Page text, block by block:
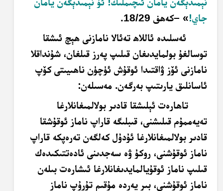
جاي!
»
–كەھف 18/29
.
ئەسلىدە ئاللاھ تەئالا نامازنى ھېچ ئىشقا
توسالغۇ بولمايدىغان قىلىپ پەرز قىلغان، شۇنداقلا
نامازنى ئۆز ۋاقتىدا ئوقۇش ئۈچۈن ناھىيىتى كۆپ
ئاسانلىق يارىتىپ بەرگەن. مەسىلەن:
تاھارەت ئېلىشقا قادىر بولالمىغانلارغا
تەيەممۇم قىلىشنى، قىبلىگە قاراپ ناماز ئوقۇشقا
قادىر بولالمىغانلارغا ئۇدۇل كەلگەن تەرەپكە قاراپ
ناماز ئوقۇشنى، روكۇ ۋە سەجدىنى ئادەتتىكىدەك
قىلىپ ناماز ئوقۇيالمايدىغانلارغا ئىشارەت بىلەن
ناماز ئوقۇشنى، بىر يەردە مۇقىم تۇرۇپ ناماز